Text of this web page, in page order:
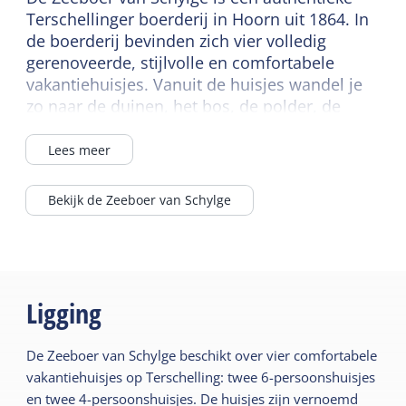
Kinderstoel
Terschellinger boerderij in Hoorn uit 1864. In
de boerderij bevinden zich vier volledig
gerenoveerde, stijlvolle en comfortabele
vakantiehuisjes. Vanuit de huisjes wandel je
zo naar de duinen, het bos, de polder, de
Zo simpel kan genieten op Terschelling zijn!
Lees meer
Bekijk de Zeeboer van Schylge
Ligging
De Zeeboer van Schylge beschikt over vier comfortabele
vakantiehuisjes op Terschelling: twee 6-persoonshuisjes
en twee 4-persoonshuisjes. De huisjes zijn vernoemd